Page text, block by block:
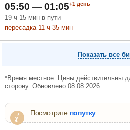
05:50 — 01:05+1 день
19 ч 15 мин в пути
пересадка 11 ч 35 мин
Показать все
*Время местное. Цены действительны
сторону. Обновлено 08.08.2026.
Посмотрите попутку.